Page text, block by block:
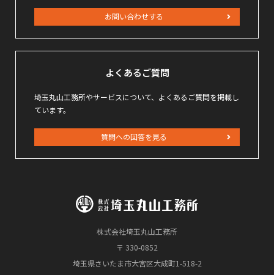
お問い合わせする
よくあるご質問
埼玉丸山工務所やサービスについて、よくあるご質問を掲載し
ています。
質問への回答を見る
株式会社埼玉丸山工務所
〒 330-0852
埼玉県さいたま市大宮区大成町1-518-2